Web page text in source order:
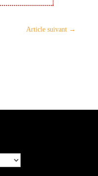
Article suivant →